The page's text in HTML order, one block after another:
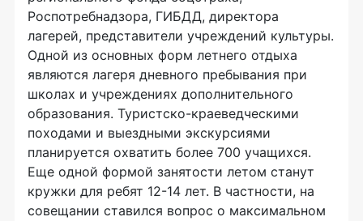
Роспотребнадзора, ГИБДД, директора
лагерей, представители учреждений культуры.
Одной из основных форм летнего отдыха
являются лагеря дневного пребывания при
школах и учреждениях дополнительного
образования. Туристско-краеведческими
походами и выездными экскурсиями
планируется охватить более 700 учащихся.
Еще одной формой занятости летом станут
кружки для ребят 12-14 лет. В частности, на
совещании ставился вопрос о максимальном